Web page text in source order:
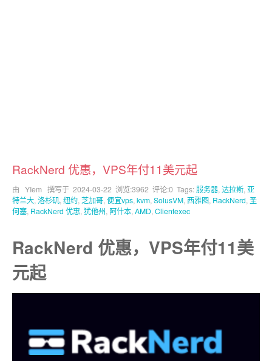
RackNerd 优惠，VPS年付11美元起
由 YIem 撰写于 2024-03-22 浏览:3962 评论:0 Tags: 服务器, 达拉斯, 亚
特兰大, 洛杉矶, 纽约, 芝加哥, 便宜vps, kvm, SolusVM, 西雅图, RackNerd, 圣
何塞, RackNerd 优惠, 犹他州, 阿什本, AMD, Clientexec
RackNerd 优惠，VPS年付11美
元起